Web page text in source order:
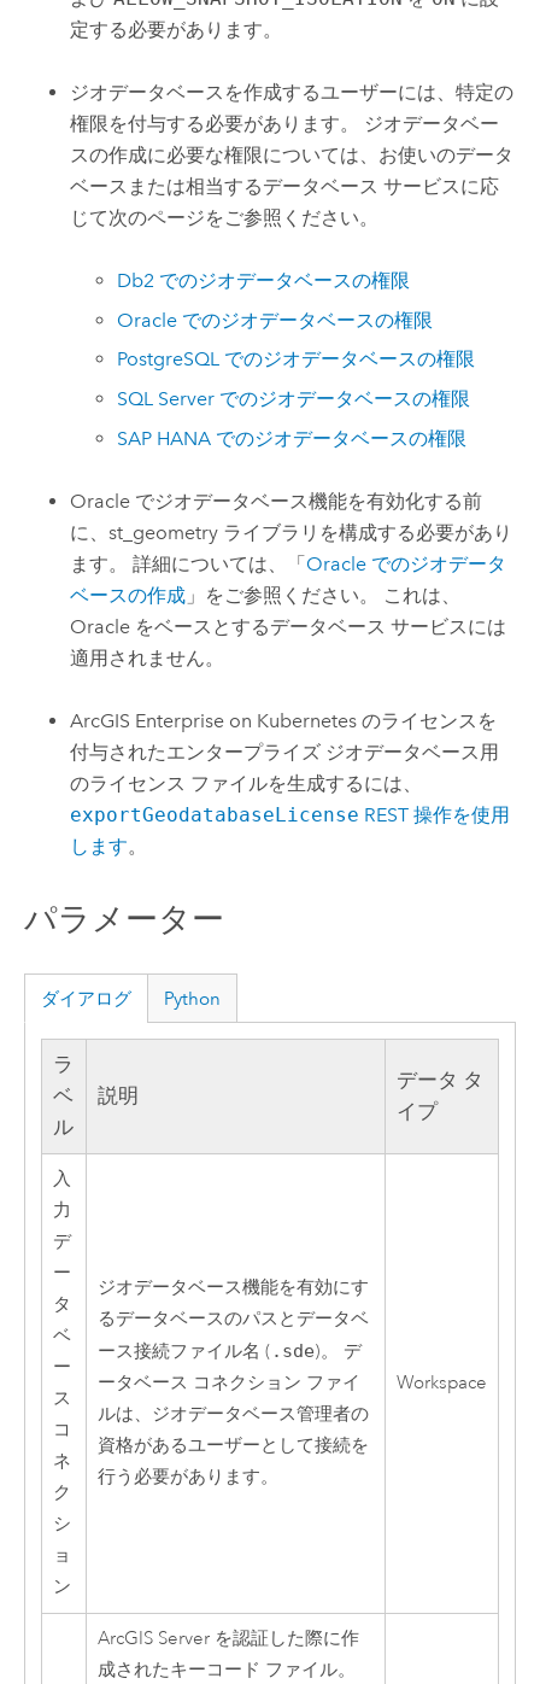
定する必要があります。
ジオデータベースを作成するユーザーには、特定の
権限を付与する必要があります。 ジオデータベー
スの作成に必要な権限については、お使いのデータ
ベースまたは相当するデータベース サービスに応
じて次のページをご参照ください。
Db2 でのジオデータベースの権限
Oracle でのジオデータベースの権限
PostgreSQL でのジオデータベースの権限
SQL Server でのジオデータベースの権限
SAP HANA でのジオデータベースの権限
Oracle でジオデータベース機能を有効化する前
に、st_geometry ライブラリを構成する必要があり
ます。 詳細については、「Oracle でのジオデータ
ベースの作成 」をご参照ください。 これは、
Oracle をベースとするデータベース サービスには
適用されません。
ArcGIS Enterprise on Kubernetes のライセンスを
付与されたエンタープライズ ジオデータベース用
のライセンス ファイルを生成するには、
exportGeodatabaseLicense REST 操作を使用
します。
パラメーター
ダイアログ Python
ラ
ベ
ル
説明
データ タ
イプ
入
力
デ
ー
タ
ベ
ー
ス
コ
ネ
ク
シ
ョ
ン
ジオデータベース機能を有効にす
るデータベースのパスとデータベ
ース接続ファイル名 ( .sde)。 デ
ータベース コネクション ファイ
ルは、ジオデータベース管理者の
資格があるユーザーとして接続を
行う必要があります。
Workspace
ArcGIS Serverを認証した際に作
成されたキーコード ファイル。